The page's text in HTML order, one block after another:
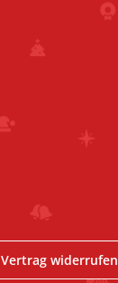
Vertrag widerrufen